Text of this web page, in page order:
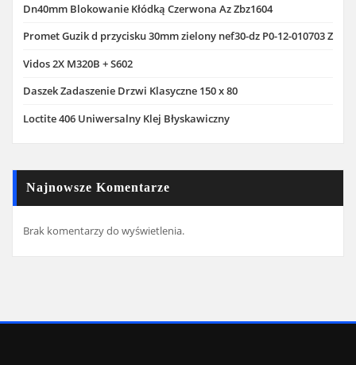
Dn40mm Blokowanie Kłódką Czerwona Az Zbz1604
Promet Guzik d przycisku 30mm zielony nef30-dz P0-12-010703 Z
Vidos 2X M320B + S602
Daszek Zadaszenie Drzwi Klasyczne 150 x 80
Loctite 406 Uniwersalny Klej Błyskawiczny
Najnowsze Komentarze
Brak komentarzy do wyświetlenia.